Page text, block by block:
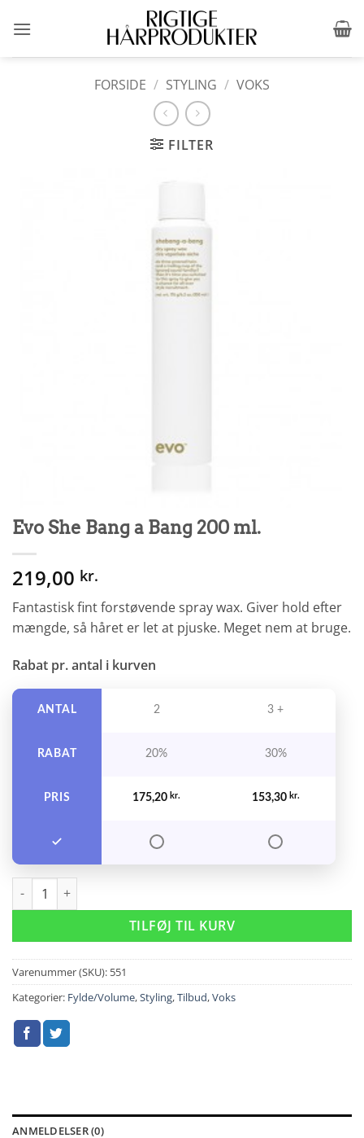
FORSIDE / STYLING / VOKS
FILTER
Evo She Bang a Bang 200 ml.
219,00 kr.
Fantastisk fint forstøvende spray wax. Giver hold efter
mængde, så håret er let at pjuske. Meget nem at bruge.
Rabat pr. antal i kurven
ANTAL
RABAT
PRIS
2 3 +
20% 30%
175,20 kr. 153,30 kr.
Evo She Bang a Bang 200 ml. antal
TILFØJ TIL KURV
Varenummer (SKU): 551
Kategorier: Fylde/Volume,Styling,Tilbud,Voks
ANMELDELSER (0)